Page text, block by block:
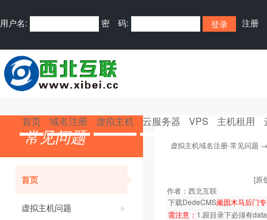
用户名: 密 码: 注册
首页 域名注册 虚拟主机 云服务器 VPS 主机租用
常见问题
首页
虚拟主机问题
虚拟主机域名注册-常见问题
[原
作者： 西北互联
下载DedeCMS顽固木马后门
需注意： 1.跟目录下必须有data